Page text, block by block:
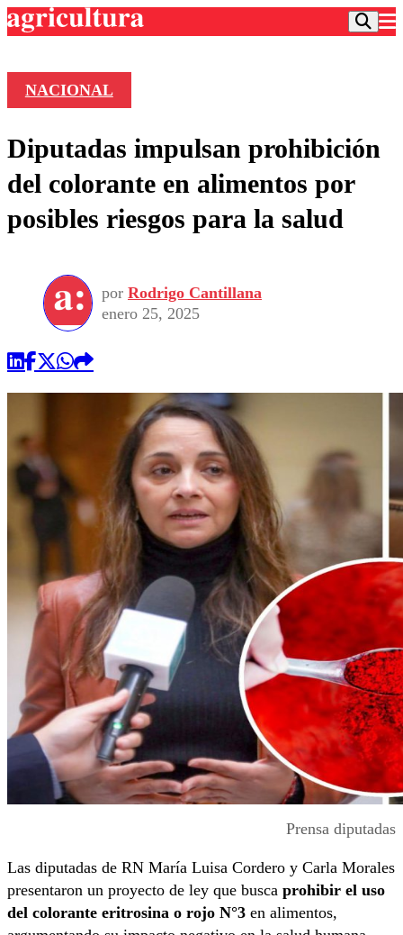
Frecuencias
Agricultura TV
Deportes
Colo Colo
Seleccion Chilena
Torneo Internacional
Universidad de Chile
Entretención
Economía
Internacional
Sustentabilidad
Publicaciones en medios
Opinión
NACIONAL
Diputadas impulsan prohibición
del colorante en alimentos por
posibles riesgos para la salud
por Rodrigo Cantillana
enero 25, 2025
Prensa diputadas
Las diputadas de RN María Luisa Cordero y Carla Morales
presentaron un proyecto de ley que busca prohibir el uso
del colorante eritrosina o rojo N°3 en alimentos,